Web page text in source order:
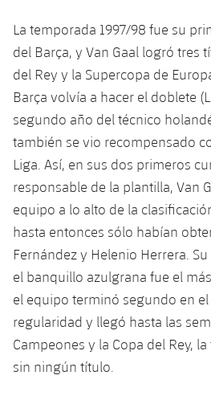
Historia
Palmarés
Alevín
Actualidad
Masculino
Femenino
Agenda
Baloncesto en silla de
plusicon
más
Actualidad
Jugadores
Calendario
Resultados
Clasificaciones
Hockey sobre hielo
plusicon
más
Actualidad
Jugadores
Calendario
Resultados
Clasificaciones
Hockey hierba
plusicon
más
Noticias
Hockey Hierba Masculino
Hockey Hierba Femenino
Patinaje artístico
plusicon
más
Actualidad
Plantilla
Agenda
Escuela de Patinaje
Rugby
plusicon
más
Actualidad
Jugadores
Calendario
Voleibol
plusicon
más
Noticias
Voleibol masculino
Apúntate a las amateurs
plusicon
más
La temporada 1997/98 fue su
del Barça, y Van Gaal logró tres
del Rey y la Supercopa de
Barça volvía a hacer el doblete
segundo año del técnico
también se vio recompensado
Liga. Así, en sus dos primeros
responsable de la plantilla, Van
equipo a lo alto de la
hasta entonces sólo habían
Fernández y Helenio Herrera.
el banquillo azulgrana fue el
el equipo terminó segundo en
regularidad y llegó hasta las
Campeones y la Copa del Rey,
sin ningún título.